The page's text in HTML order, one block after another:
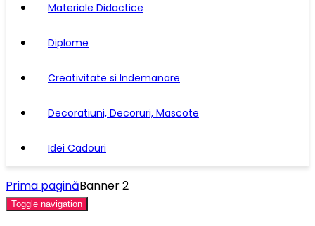
Materiale Didactice
Diplome
Creativitate si Indemanare
Decoratiuni, Decoruri, Mascote
Idei Cadouri
Prima paginăBanner 2
Toggle navigation